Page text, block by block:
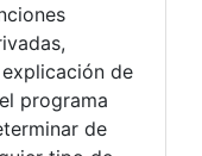
de
programa
de